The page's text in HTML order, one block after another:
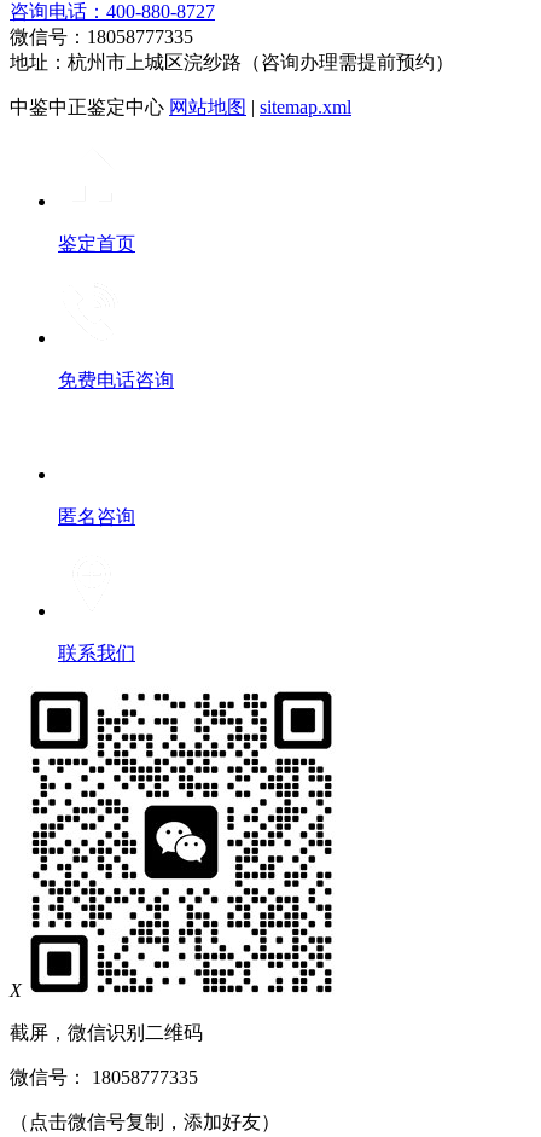
咨询电话：400-880-8727
微信号：18058777335
地址：杭州市上城区浣纱路（咨询办理需提前预约）
中鉴中正鉴定中心 网站地图 | sitemap.xml
鉴定首页
免费电话咨询
匿名咨询
联系我们
X
截屏，微信识别二维码
微信号： 18058777335
（点击微信号复制，添加好友）